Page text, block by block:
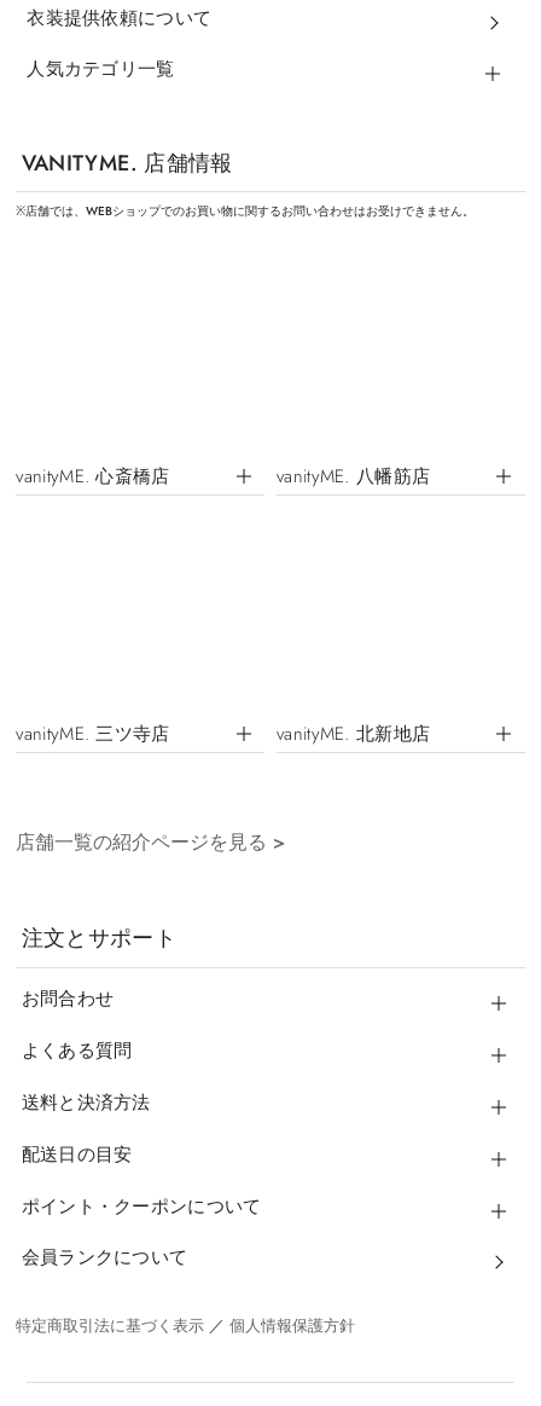
衣装提供依頼について
人気カテゴリ一覧
VANITYME. 店舗情報
※店舗では、WEBショップでのお買い物に関するお問い合わせはお受けできません。
vanityME. 心斎橋店 vanityME. 八幡筋店
vanityME. 三ツ寺店 vanityME. 北新地店
店舗一覧の紹介ページを見る >
注文とサポート
お問合わせ
よくある質問
送料と決済方法
配送日の目安
ポイント・クーポンについて
会員ランクについて
特定商取引法に基づく表示 ／個人情報保護方針